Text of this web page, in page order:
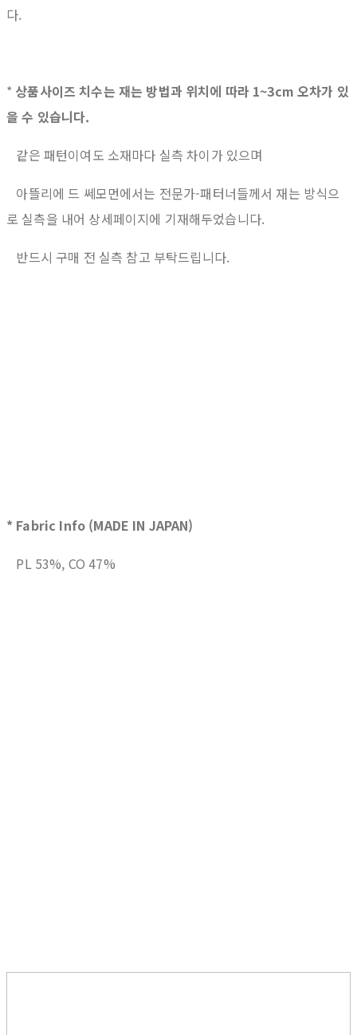
다.
* 상품사이즈 치수는 재는 방법과 위치에 따라 1~3cm 오차가 있
을 수 있습니다.
같은 패턴이여도 소재마다 실측 차이가 있으며
아뜰리에 드 쎄모먼에서는 전문가-패터너들께서 재는 방식으
로 실측을 내어 상세페이지에 기재해두었습니다.
반드시 구매 전 실측 참고 부탁드립니다.
* Fabric Info (MADE IN JAPAN)
PL 53%, CO 47%